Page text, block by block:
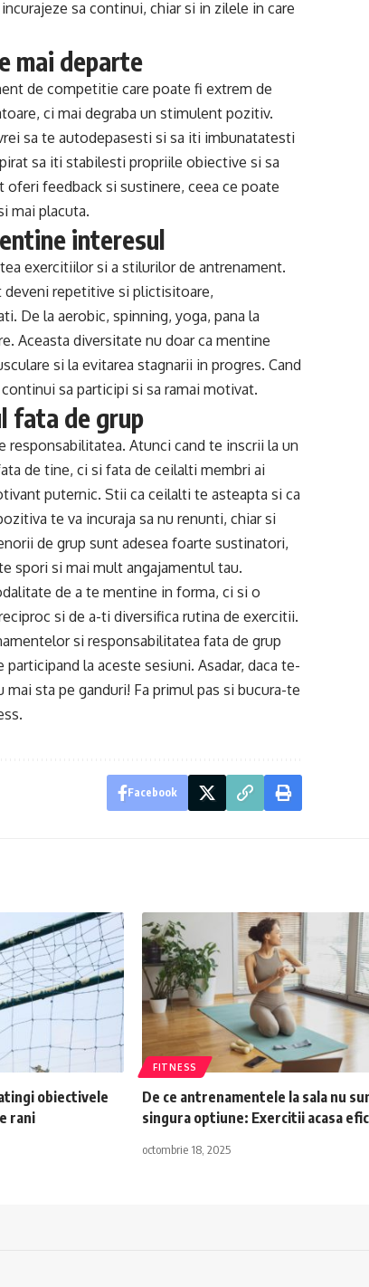
sa continui, chiar si in zilele in care
mai departe
de competitie care poate fi extrem de
ci mai degraba un stimulent pozitiv.
sa te autodepasesti si sa iti imbunatatesti
sa iti stabilesti propriile obiective si sa
feedback si sustinere, ceea ce poate
mai placuta.
interesul
exercitiilor si a stilurilor de antrenament.
deveni repetitive si plictisitoare,
De la aerobic, spinning, yoga, pana la
Aceasta diversitate nu doar ca mentine
si la evitarea stagnarii in progres. Cand
sa participi si sa ramai motivat.
fata de grup
Atunci cand te inscrii la un
de tine, ci si fata de ceilalti membri ai
puternic. Stii ca ceilalti te asteapta si ca
te va incuraja sa nu renunti, chiar si
de grup sunt adesea foarte sustinatori,
spori si mai mult angajamentul tau.
de a te mentine in forma, ci si o
si de a-ti diversifica rutina de exercitii.
si responsabilitatea fata de grup
la aceste sesiuni. Asadar, daca te-
sta pe ganduri! Fa primul pas si bucura-te
Facebook
obiectivele
rani
FITNESS
De ce antrenamentele la sala nu
singura optiune: Exercitii acasa
octombrie 18, 2025